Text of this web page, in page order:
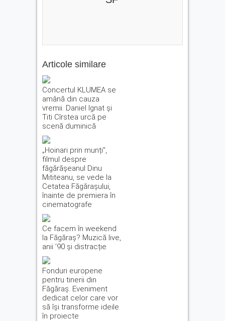
Articole similare
Concertul KLUMEA se
amână din cauza
vremii. Daniel Ignat și
Titi Cîrstea urcă pe
scenă duminică
„Hoinari prin munți”,
filmul despre
făgărășeanul Dinu
Mititeanu, se vede la
Cetatea Făgărașului,
înainte de premiera în
cinematografe
Ce facem în weekend
la Făgăraș? Muzică live,
anii ’90 și distracție
Fonduri europene
pentru tinerii din
Făgăraș. Eveniment
dedicat celor care vor
să își transforme ideile
în proiecte